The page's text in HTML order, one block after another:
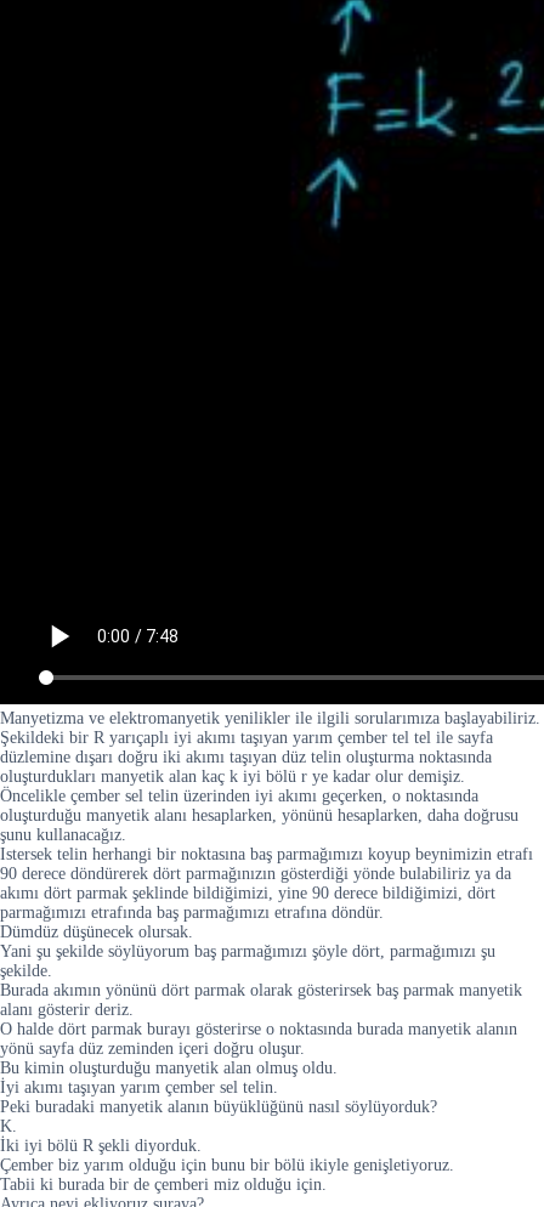
Manyetizma ve elektromanyetik yenilikler ile ilgili sorularımıza başlayabiliriz.
Şekildeki bir R yarıçaplı iyi akımı taşıyan yarım çember tel tel ile sayfa
düzlemine dışarı doğru iki akımı taşıyan düz telin oluşturma noktasında
oluşturdukları manyetik alan kaç k iyi bölü r ye kadar olur demişiz.
Öncelikle çember sel telin üzerinden iyi akımı geçerken, o noktasında
oluşturduğu manyetik alanı hesaplarken, yönünü hesaplarken, daha doğrusu
şunu kullanacağız.
Istersek telin herhangi bir noktasına baş parmağımızı koyup beynimizin etrafı
90 derece döndürerek dört parmağınızın gösterdiği yönde bulabiliriz ya da
akımı dört parmak şeklinde bildiğimizi, yine 90 derece bildiğimizi, dört
parmağımızı etrafında baş parmağımızı etrafına döndür.
Dümdüz düşünecek olursak.
Yani şu şekilde söylüyorum baş parmağımızı şöyle dört, parmağımızı şu
şekilde.
Burada akımın yönünü dört parmak olarak gösterirsek baş parmak manyetik
alanı gösterir deriz.
O halde dört parmak burayı gösterirse o noktasında burada manyetik alanın
yönü sayfa düz zeminden içeri doğru oluşur.
Bu kimin oluşturduğu manyetik alan olmuş oldu.
İyi akımı taşıyan yarım çember sel telin.
Peki buradaki manyetik alanın büyüklüğünü nasıl söylüyorduk?
K.
İki iyi bölü R şekli diyorduk.
Çember biz yarım olduğu için bunu bir bölü ikiyle genişletiyoruz.
Tabii ki burada bir de çemberi miz olduğu için.